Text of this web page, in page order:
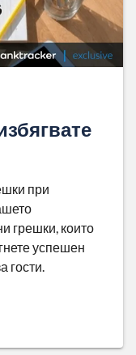
при
грешки, които
успешен
гости.